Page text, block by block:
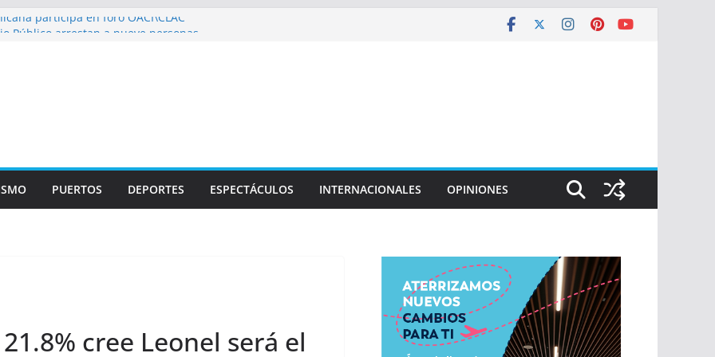
participa en foro OACI\CLAC
en normas de calidad ISO
multidisciplinario operativo médico
PUERTOS DEPORTES ESPECTÁCULOS INTERNACIONALES OPINIONES
cree Leonel será el